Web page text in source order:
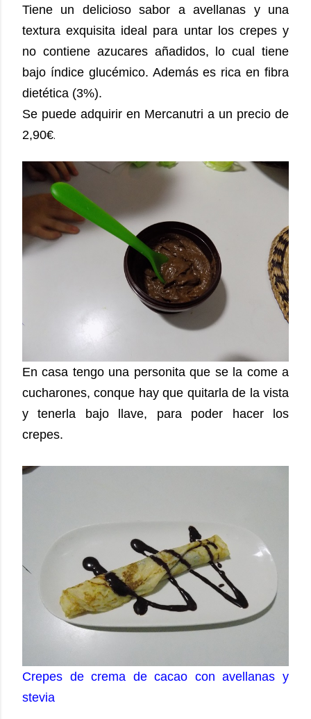
Tiene un delicioso sabor a avellanas y una
textura exquisita ideal para untar los crepes y
no contiene azucares añadidos, lo cual tiene
bajo índice glucémico. Además es rica en fibra
dietética (3%).
Se puede adquirir en Mercanutri a un precio de
2,90€.
En casa tengo una personita que se la come a
cucharones, conque hay que quitarla de la vista
y tenerla bajo llave, para poder hacer los
crepes.
Crepes de crema de cacao con avellanas y
stevia